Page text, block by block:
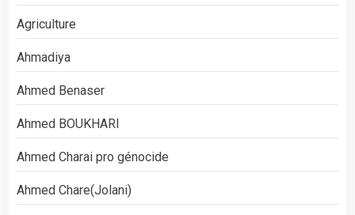
Agriculture
Ahmadiya
Ahmed Benaser
Ahmed BOUKHARI
Ahmed Charai pro génocide
Ahmed Chare(Jolani)